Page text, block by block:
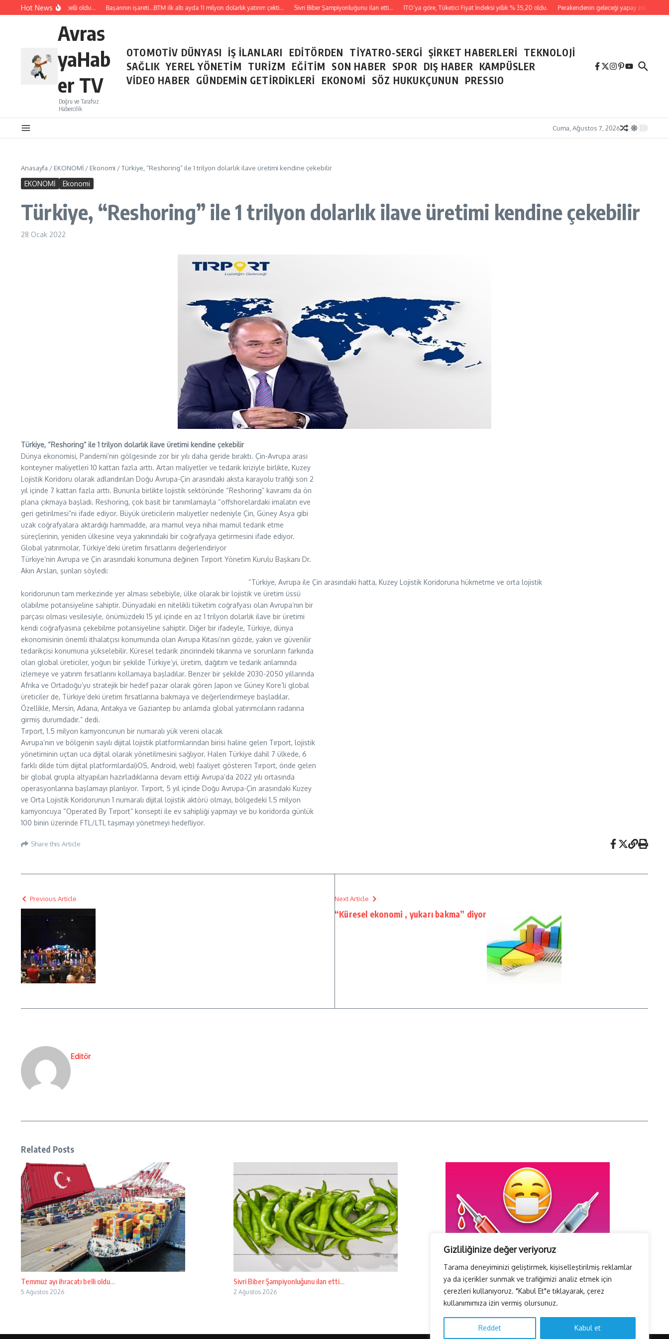
Gizliliğinize değer veriyoruz
Tarama deneyiminizi geliştirmek, kişiselleştirilmiş reklamlar
ya da içerikler sunmak ve trafiğimizi analiz etmek için
çerezleri kullanıyoruz. "Kabul Et"e tıklayarak, çerez
kullanımımıza izin vermiş olursunuz.
Reddet Kabul et
İçeriğe atlaHot News
Temmuz ayı ihracatı belli oldu… Başarının işareti…BTM ilk altı ayda 11 milyon dolarlık yatırım çekti… Sivri Biber Şampiyonluğunu ilan etti… İTO’ya göre, Tüketici Fiyat İndeksi yıllık % 35,20 oldu. Perakendenin geleceği yapay zeka ile yazıldı
Avras
yaHab
er TV
Doğru ve Tarafsız
Habercilik
OTOMOTİV DÜNYASI İŞ İLANLARI EDİTÖRDEN TİYATRO-SERGİ ŞİRKET HABERLERİ TEKNOLOJİ
SAĞLIK YEREL YÖNETİM TURİZM EĞİTİM SON HABER SPOR DIŞ HABER
KAMPÜSLER
VİDEO HABER
GÜNDEMİN GETİRDİKLERİ EKONOMİ SÖZ HUKUKÇUNUN PRESSIO
Cuma, Ağustos 7, 2026
Anasayfa / EKONOMİ / Ekonomi /Türkiye, “Reshoring” ile 1 trilyon dolarlık ilave üretimi kendine çekebilir
EKONOMİ Ekonomi
Türkiye, “Reshoring” ile 1 trilyon dolarlık ilave üretimi kendine çekebilir
28 Ocak 2022
Türkiye, “Reshoring” ile 1 trilyon dolarlık ilave üretimi kendine çekebilir
Dünya ekonomisi, Pandemi’nin gölgesinde zor bir yılı daha geride bıraktı. Çin-Avrupa arası
konteyner maliyetleri 10 kattan fazla arttı. Artan maliyetler ve tedarik kriziyle birlikte, Kuzey
Lojistik Koridoru olarak adlandırılan Doğu Avrupa-Çin arasındaki aksta karayolu trafiği son 2
yıl içinde 7 kattan fazla arttı. Bununla birlikte lojistik sektöründe “Reshoring” kavramı da ön
plana çıkmaya başladı. Reshoring, çok basit bir tanımlamayla “offshorelardaki imalatın eve
geri getirilmesi”ni ifade ediyor. Büyük üreticilerin maliyetler nedeniyle Çin, Güney Asya gibi
uzak coğrafyalara aktardığı hammadde, ara mamul veya nihai mamul tedarik etme
süreçlerinin, yeniden ülkesine veya yakınındaki bir coğrafyaya getirmesini ifade ediyor.
Global yatırımcılar, Türkiye’deki üretim fırsatlarını değerlendiriyor
Türkiye’nin Avrupa ve Çin arasındaki konumuna değinen Tırport Yönetim Kurulu Başkanı Dr.
Akın Arslan, şunları söyledi:
“Türkiye, Avrupa ile Çin arasındaki hatta, Kuzey Lojistik Koridoruna hükmetme ve orta lojistik
koridorunun tam merkezinde yer alması sebebiyle, ülke olarak bir lojistik ve üretim üssü
olabilme potansiyeline sahiptir. Dünyadaki en nitelikli tüketim coğrafyası olan Avrupa’nın bir
parçası olması vesilesiyle, önümüzdeki 15 yıl içinde en az 1 trilyon dolarlık ilave bir üretimi
kendi coğrafyasına çekebilme potansiyeline sahiptir. Diğer bir ifadeyle, Türkiye, dünya
ekonomisinin önemli ithalatçısı konumunda olan Avrupa Kıtası’nın gözde, yakın ve güvenilir
tedarikçisi konumuna yükselebilir. Küresel tedarik zincirindeki tıkanma ve sorunların farkında
olan global üreticiler, yoğun bir şekilde Türkiye’yi, üretim, dağıtım ve tedarik anlamında
izlemeye ve yatırım fırsatlarını kollamaya başladılar. Benzer bir şekilde 2030-2050 yıllarında
Afrika ve Ortadoğu’yu stratejik bir hedef pazar olarak gören Japon ve Güney Kore’li global
üreticiler de, Türkiye’deki üretim fırsatlarına bakmaya ve değerlendirmeye başladılar.
Özellikle, Mersin, Adana, Antakya ve Gaziantep bu anlamda global yatırımcıların radarına
girmiş durumdadır.” dedi.
Tırport, 1.5 milyon kamyoncunun bir numaralı yük vereni olacak
Avrupa’nın ve bölgenin sayılı dijital lojistik platformlarından birisi haline gelen Tırport, lojistik
yönetiminin uçtan uca dijital olarak yönetilmesini sağlıyor. Halen Türkiye dahil 7 ülkede, 6
farklı dilde tüm dijital platformlarda(iOS, Android, web) faaliyet gösteren Tırport, önde gelen
bir global grupla altyapıları hazırladıklarına devam ettiği Avrupa’da 2022 yılı ortasında
operasyonlarına başlamayı planlıyor. Tırport, 5 yıl içinde Doğu Avrupa-Çin arasındaki Kuzey
ve Orta Lojistik Koridorunun 1 numaralı dijital lojistik aktörü olmayı, bölgedeki 1.5 milyon
kamyoncuya “Operated By Tırport” konsepti ile ev sahipliği yapmayı ve bu koridorda günlük
100 binin üzerinde FTL/LTL taşımayı yönetmeyi hedefliyor.
Share this Article
Previous Article Next Article
“Küresel ekonomi , yukarı bakma” diyor
Editör
Related Posts
Temmuz ayı ihracatı belli oldu…
5 Ağustos 2026
Sivri Biber Şampiyonluğunu ilan etti…
2 Ağustos 2026
İTO’ya göre, Tüketici Fiyat İndeksi yıllık % 35,20 oldu.
1 Ağustos 2026